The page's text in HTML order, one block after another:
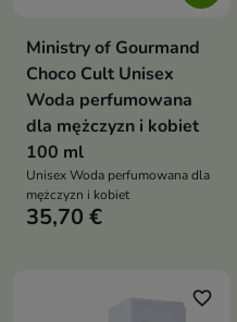
Ministry of Gourmand
Choco Cult Unisex
Woda perfumowana
dla mężczyzn i kobiet
100 ml
Unisex Woda perfumowana dla
mężczyzn i kobiet
35,70 €
favorite_border